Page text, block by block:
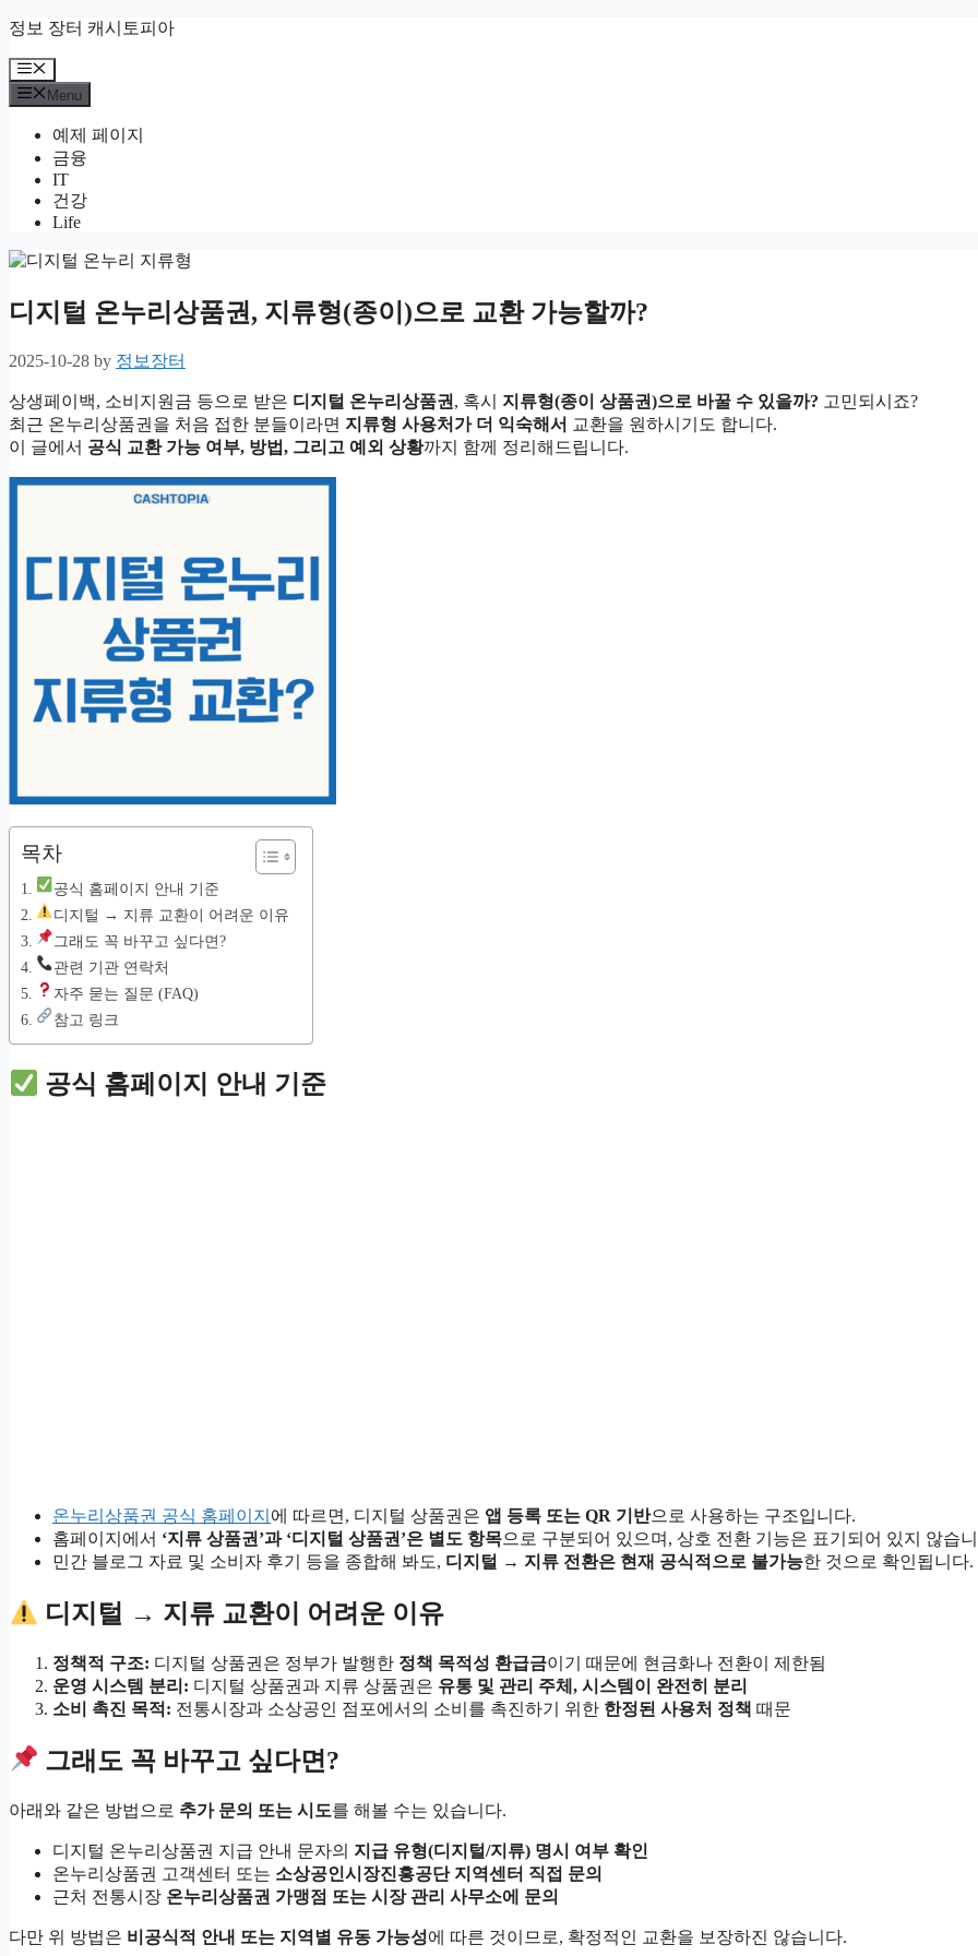
Skip
content
정보 장터 캐시토피아
Menu
Menu
예제 페이지
금융
IT
건강
Life
디지털 온누리상품권, 지류형(종이)으로 교환 가능할까?
2025-10-28 by 정보장터
상생페이백, 소비지원금 등으로 받은 디지털 온누리상품권, 혹시 지류형(종이 상품권)으로 바꿀 수 있을까? 고민되시죠?
최근 온누리상품권을 처음 접한 분들이라면 지류형 사용처가 더 익숙해서 교환을 원하시기도 합니다.
이 글에서 공식 교환 가능 여부, 방법, 그리고 예외 상황까지 함께 정리해드립니다.
목차
공식 홈페이지 안내 기준
디지털 → 지류 교환이 어려운 이유
그래도 꼭 바꾸고 싶다면?
관련 기관 연락처
자주 묻는 질문 (FAQ)
참고 링크
공식 홈페이지 안내 기준
온누리상품권 공식 홈페이지 에 따르면, 디지털 상품권은 앱 등록 또는 QR 기반으로 사용하는 구조입니다.
홈페이지에서 ‘지류 상품권’과 ‘디지털 상품권’은 별도 항목으로 구분되어 있으며, 상호 전환 기능은 표기되어 있지 않습
민간 블로그 자료 및 소비자 후기 등을 종합해 봐도, 디지털 → 지류 전환은 현재 공식적으로 불가능한 것으로 확인됩니다.
디지털 → 지류 교환이 어려운 이유
정책적 구조: 디지털 상품권은 정부가 발행한 정책 목적성 환급금이기 때문에 현금화나 전환이 제한됨
운영 시스템 분리: 디지털 상품권과 지류 상품권은 유통 및 관리 주체, 시스템이 완전히 분리
소비 촉진 목적: 전통시장과 소상공인 점포에서의 소비를 촉진하기 위한 한정된 사용처 정책 때문
그래도 꼭 바꾸고 싶다면?
아래와 같은 방법으로 추가 문의 또는 시도를 해볼 수는 있습니다.
디지털 온누리상품권 지급 안내 문자의 지급 유형(디지털/지류) 명시 여부 확인
온누리상품권 고객센터 또는 소상공인시장진흥공단 지역센터 직접 문의
근처 전통시장 온누리상품권 가맹점 또는 시장 관리 사무소에 문의
다만 위 방법은 비공식적 안내 또는 지역별 유동 가능성에 따른 것이므로, 확정적인 교환을 보장하진 않습니다.